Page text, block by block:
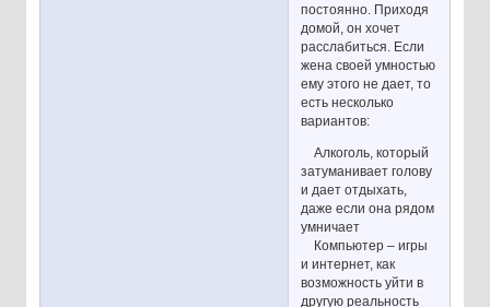
постоянно. Приходя
домой, он хочет
расслабиться. Если
жена своей умностью
ему этого не дает, то
есть несколько
вариантов:
Алкоголь, который
затуманивает голову
и дает отдыхать,
даже если она рядом
умничает
Компьютер – игры
и интернет, как
возможность уйти в
другую реальность